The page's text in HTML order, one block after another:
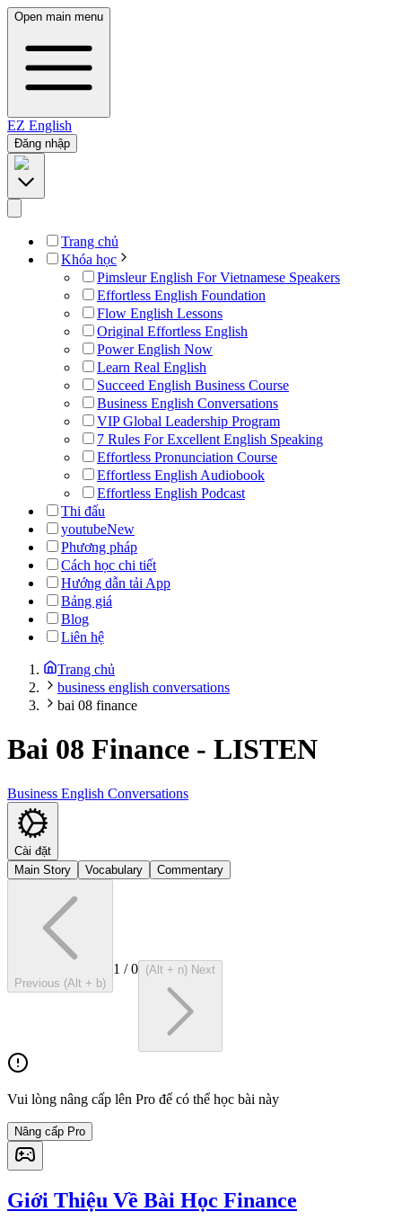
Open main menu
EZ English
Đăng nhập
Trang chủ
Khóa học
Pimsleur English For Vietnamese Speakers
Effortless English Foundation
Flow English Lessons
Original Effortless English
Power English Now
Learn Real English
Succeed English Business Course
Business English Conversations
VIP Global Leadership Program
7 Rules For Excellent English Speaking
Effortless Pronunciation Course
Effortless English Audiobook
Effortless English Podcast
Thi đấu
youtubeNew
Phương pháp
Cách học chi tiết
Hướng dẫn tải App
Bảng giá
Blog
Liên hệ
Trang chủ
business english conversations
bai 08 finance
Bai 08 Finance - LISTEN
Business English Conversations
Cài đặt
Main Story
Vocabulary Commentary
Previous (Alt + b)
1 /0 (Alt + n) Next
Vui lòng nâng cấp lên Pro để có thể học bài này
Nâng cấp Pro
Giới Thiệu Về Bài Học Finance